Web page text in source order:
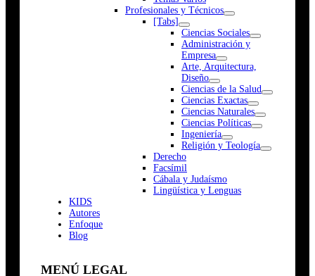
Profesionales y Técnicos
[Tabs]
Ciencias Sociales
Administración y
Empresa
Arte, Arquitectura,
Diseño
Ciencias de la Salud
Ciencias Exactas
Ciencias Naturales
Ciencias Políticas
Ingeniería
Religión y Teología
Derecho
Facsímil
Cábala y Judaísmo
Lingüística y Lenguas
KIDS
Autores
Enfoque
Blog
MENÚ LEGAL